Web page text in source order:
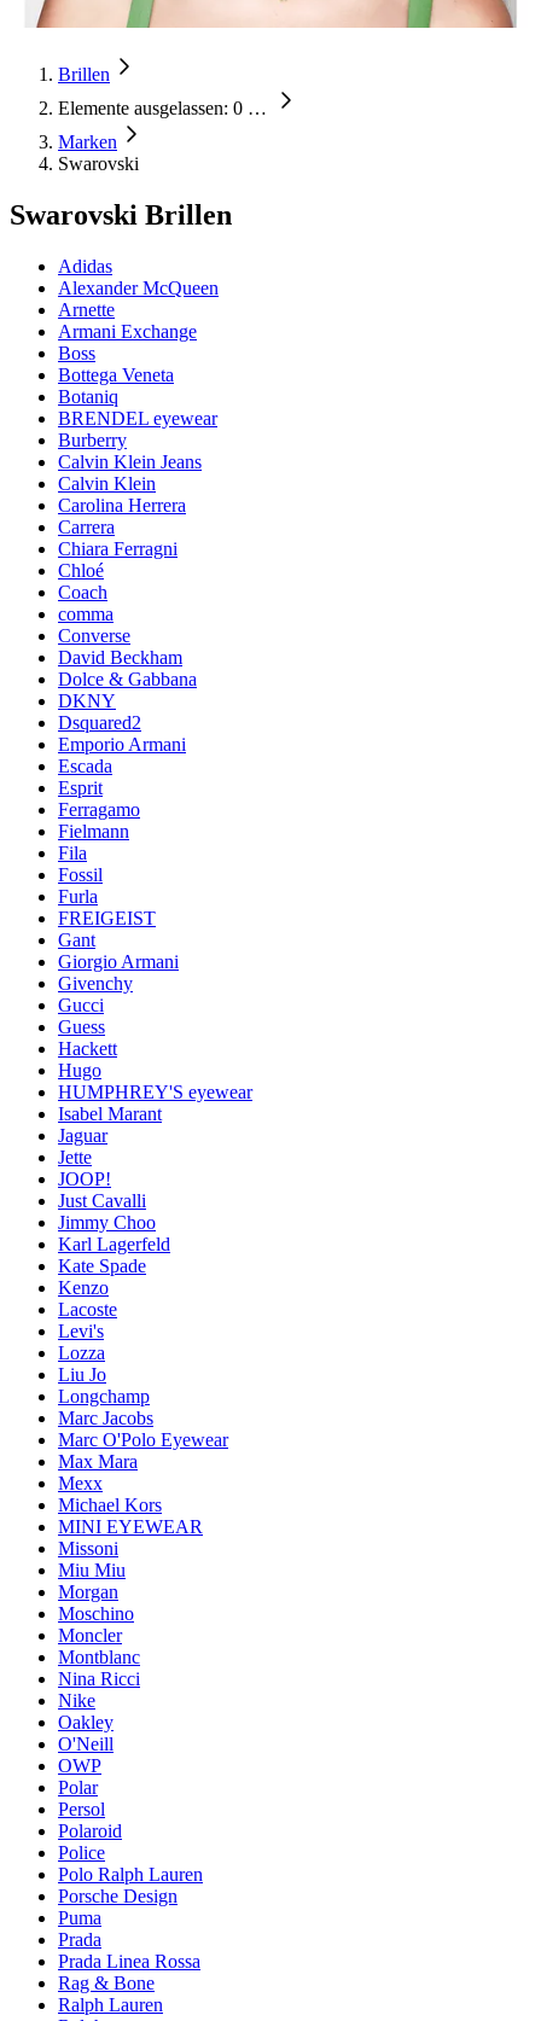
Brillen
Elemente ausgelassen: 0 …
Marken
Swarovski
Swarovski Brillen
Adidas
Alexander McQueen
Arnette
Armani Exchange
Boss
Bottega Veneta
Botaniq
BRENDEL eyewear
Burberry
Calvin Klein Jeans
Calvin Klein
Carolina Herrera
Carrera
Chiara Ferragni
Chloé
Coach
comma
Converse
David Beckham
Dolce & Gabbana
DKNY
Dsquared2
Emporio Armani
Escada
Esprit
Ferragamo
Fielmann
Fila
Fossil
Furla
FREIGEIST
Gant
Giorgio Armani
Givenchy
Gucci
Guess
Hackett
Hugo
HUMPHREY'S eyewear
Isabel Marant
Jaguar
Jette
JOOP!
Just Cavalli
Jimmy Choo
Karl Lagerfeld
Kate Spade
Kenzo
Lacoste
Levi's
Lozza
Liu Jo
Longchamp
Marc Jacobs
Marc O'Polo Eyewear
Max Mara
Mexx
Michael Kors
MINI EYEWEAR
Missoni
Miu Miu
Morgan
Moschino
Moncler
Montblanc
Nina Ricci
Nike
Oakley
O'Neill
OWP
Polar
Persol
Polaroid
Police
Polo Ralph Lauren
Porsche Design
Puma
Prada
Prada Linea Rossa
Rag & Bone
Ralph Lauren